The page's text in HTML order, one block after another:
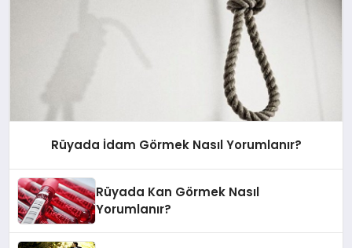
Rüyada İdam Görmek Nasıl Yorumlanır?
Rüyada Kan Görmek Nasıl
Yorumlanır?